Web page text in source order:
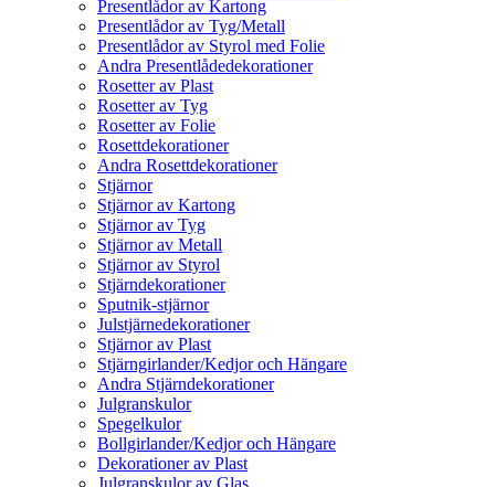
Presentlådor av Kartong
Presentlådor av Tyg/Metall
Presentlådor av Styrol med Folie
Andra Presentlådedekorationer
Rosetter av Plast
Rosetter av Tyg
Rosetter av Folie
Rosettdekorationer
Andra Rosettdekorationer
Stjärnor
Stjärnor av Kartong
Stjärnor av Tyg
Stjärnor av Metall
Stjärnor av Styrol
Stjärndekorationer
Sputnik-stjärnor
Julstjärnedekorationer
Stjärnor av Plast
Stjärngirlander/Kedjor och Hängare
Andra Stjärndekorationer
Julgranskulor
Spegelkulor
Bollgirlander/Kedjor och Hängare
Dekorationer av Plast
Julgranskulor av Glas